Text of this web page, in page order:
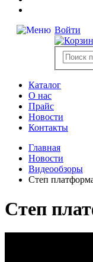
Войти
Каталог
О нас
Прайс
Новости
Контакты
Главная
Новости
Видеообзоры
Степ
Степ